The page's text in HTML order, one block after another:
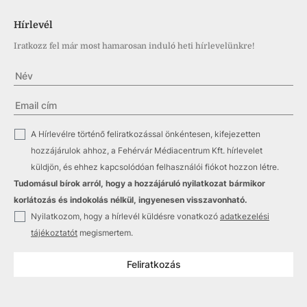
Hírlevél
Iratkozz fel már most hamarosan induló heti hírlevelünkre!
✓
A Hírlevélre történő feliratkozással önkéntesen, kifejezetten
hozzájárulok ahhoz, a Fehérvár Médiacentrum Kft. hírlevelet
küldjön, és ehhez kapcsolódóan felhasználói fiókot hozzon létre.
Tudomásul bírok arról, hogy a hozzájáruló nyilatkozat bármikor
korlátozás és indokolás nélkül, ingyenesen visszavonható.
✓ Nyilatkozom, hogy a hírlevél küldésre vonatkozó adatkezelési
tájékoztatót megismertem.
Feliratkozás